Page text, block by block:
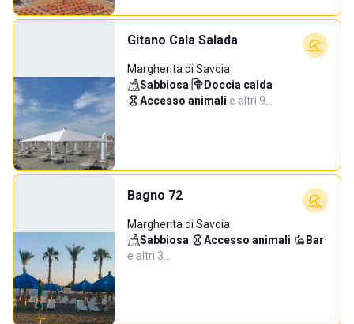
Gitano Cala Salada
Margherita di Savoia
Sabbiosa· Doccia calda·
Accesso animali·e altri 9…
Bagno 72
Margherita di Savoia
Sabbiosa· Accesso animali· Bar·
e altri 3…